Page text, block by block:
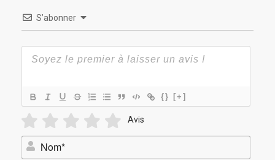
S’abonner
{} [+]
Avis
Nom*